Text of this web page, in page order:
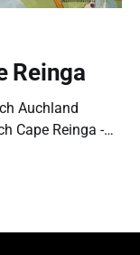
Reinga
Auchland
Cape Reinga -